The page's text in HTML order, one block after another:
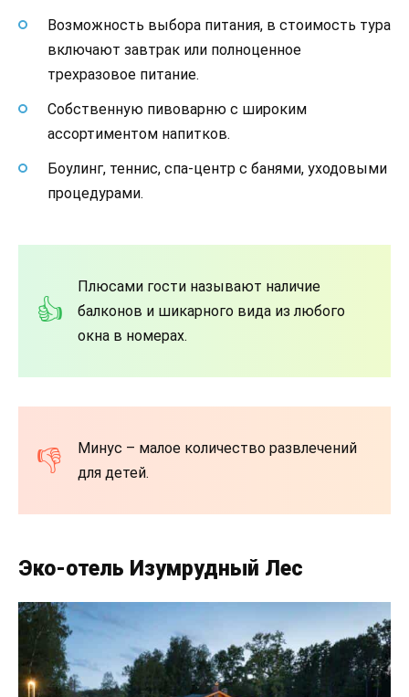
Возможность выбора питания, в стоимость тура
включают завтрак или полноценное
трехразовое питание.
Собственную пивоварню с широким
ассортиментом напитков.
Боулинг, теннис, спа-центр с банями, уходовыми
процедурами.
Плюсами гости называют наличие
балконов и шикарного вида из любого
окна в номерах.
Минус – малое количество развлечений
для детей.
Эко-отель Изумрудный Лес